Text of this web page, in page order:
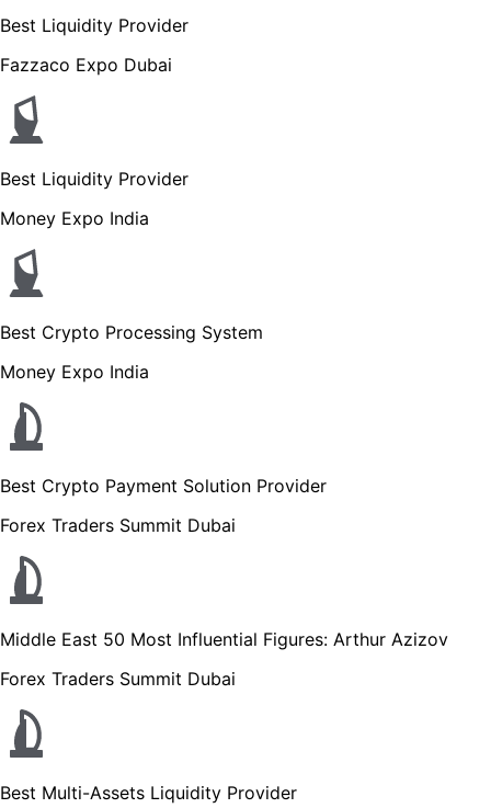
Best Liquidity Provider
Fazzaco Expo Dubai
Best Liquidity Provider
Money Expo India
Best Crypto Processing System
Money Expo India
Best Crypto Payment Solution Provider
Forex Traders Summit Dubai
Middle East 50 Most Influential Figures: Arthur Azizov
Forex Traders Summit Dubai
Best Multi-Assets Liquidity Provider